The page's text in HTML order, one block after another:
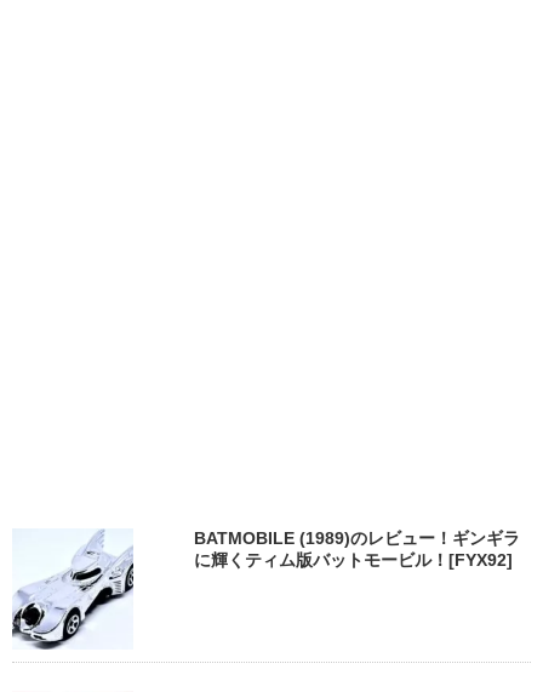
BATMOBILE (1989)のレビュー！ギンギラ
に輝くティム版バットモービル！[FYX92]